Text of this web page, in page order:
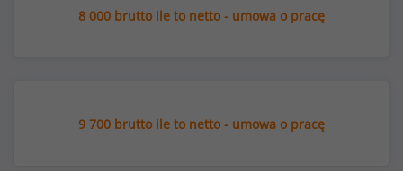
8 000 brutto ile to netto - umowa o pracę
9 700 brutto ile to netto - umowa o pracę